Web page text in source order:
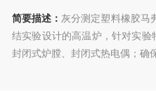
简要描述： 灰分测定塑料橡胶马
结实验设计的高温炉，针对实
封闭式炉膛、封闭式热电偶；确